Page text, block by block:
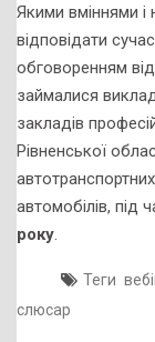
Якими вміннями
відповідати
обговоренням
займалися
закладів
Рівненської
автомобілів, під
року
Теги
слюсар